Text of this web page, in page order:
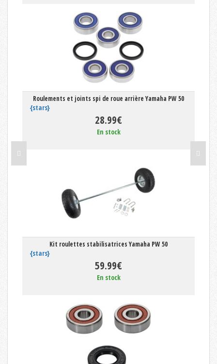
Roulements et joints spi de roue arrière Yamaha PW 50
{stars}
28.99€
En stock
Kit roulettes stabilisatrices Yamaha PW 50
{stars}
59.99€
En stock